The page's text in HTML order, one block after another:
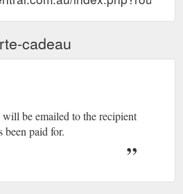
cadeau
be emailed to the recipient
been paid for.